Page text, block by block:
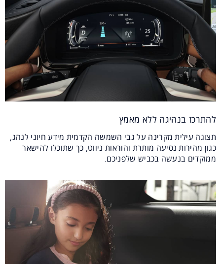
להתרכז בנהיגה ללא מאמץ
תצוגה עילית מקרינה על גבי השמשה הקדמית מידע חיוני לנהג,
כגון מהירות נסיעה מותרת והוראות ניווט, כך שתוכלו להישאר
ממוקדים בנעשה בכביש שלפניכם.